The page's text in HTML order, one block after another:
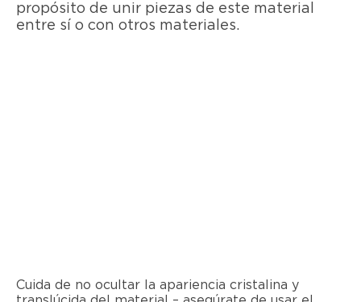
propósito de unir piezas de este material
entre sí o con otros materiales.
Cuida de no ocultar la apariencia cristalina y